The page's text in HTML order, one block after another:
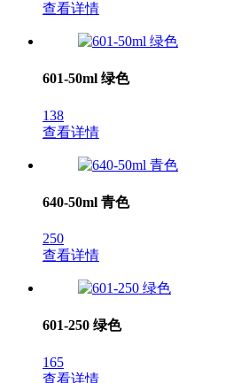
查看详情
601-50ml 绿色
138
查看详情
640-50ml 青色
250
查看详情
601-250 绿色
165
查看详情